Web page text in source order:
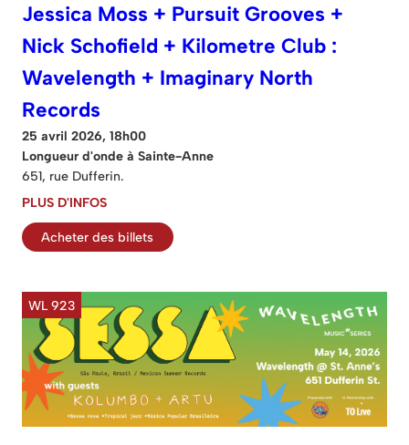
Jessica Moss + Pursuit Grooves +
Nick Schofield + Kilometre Club :
Wavelength + Imaginary North
Records
25 avril 2026, 18h00
Longueur d'onde à Sainte-Anne
651, rue Dufferin.
PLUS D'INFOS
Acheter des billets
WL 923